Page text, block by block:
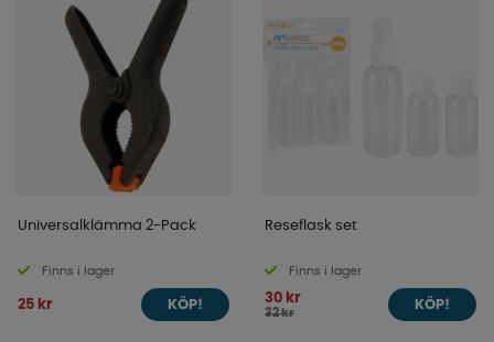
Universalklämma 2-Pack
Finns i lager
25 kr KÖP!
Reseflask set
Finns i lager
30 kr
32 kr
KÖP!